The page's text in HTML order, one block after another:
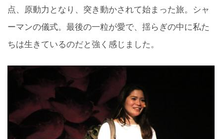
点、原動力となり、突き動かされて始まった旅。シャ
ーマンの儀式。最後の一粒が愛で、揺らぎの中に私た
ちは生きているのだと強く感じました。